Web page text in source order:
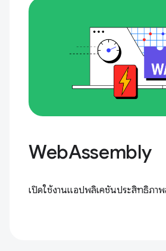
WebAssembly
เปิดใช้งานแอปพลิเคชันประสิทธิภา